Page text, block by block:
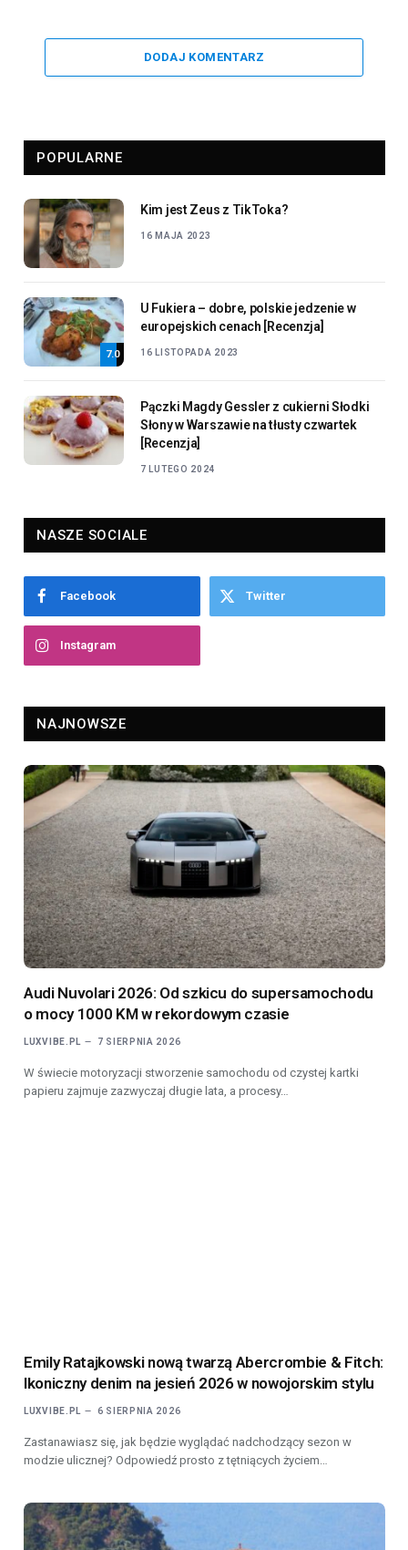
DODAJ KOMENTARZ
POPULARNE
Kim jest Zeus z TikToka?
16 MAJA 2023
7.0
U Fukiera – dobre, polskie jedzenie w
europejskich cenach [Recenzja]
16 LISTOPADA 2023
Pączki Magdy Gessler z cukierni Słodki
Słony w Warszawie na tłusty czwartek
[Recenzja]
7 LUTEGO 2024
NASZE SOCIALE
Facebook Twitter
Instagram
NAJNOWSZE
Audi Nuvolari 2026: Od szkicu do supersamochodu
o mocy 1000 KM w rekordowym czasie
LUXVIBE.PL 7 SIERPNIA 2026
W świecie motoryzacji stworzenie samochodu od czystej kartki
papieru zajmuje zazwyczaj długie lata, a procesy…
Emily Ratajkowski nową twarzą Abercrombie & Fitch:
Ikoniczny denim na jesień 2026 w nowojorskim stylu
LUXVIBE.PL 6 SIERPNIA 2026
Zastanawiasz się, jak będzie wyglądać nadchodzący sezon w
modzie ulicznej? Odpowiedź prosto z tętniących życiem…